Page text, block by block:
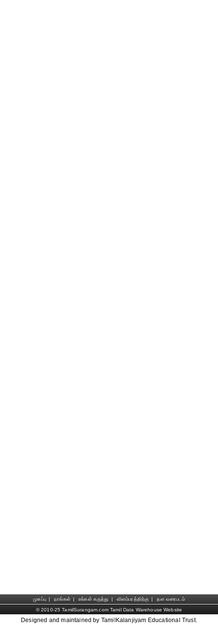
முகப்பு | நாங்கள் | உங்கள் கருத்து | விளம்பரத்திற்கு |
தள வரைபடம்
© 2010-25 TamilSurangam.com Tamil Data Warehouse Website
Designed and maintained by TamilKalanjiyam Educational Trust.